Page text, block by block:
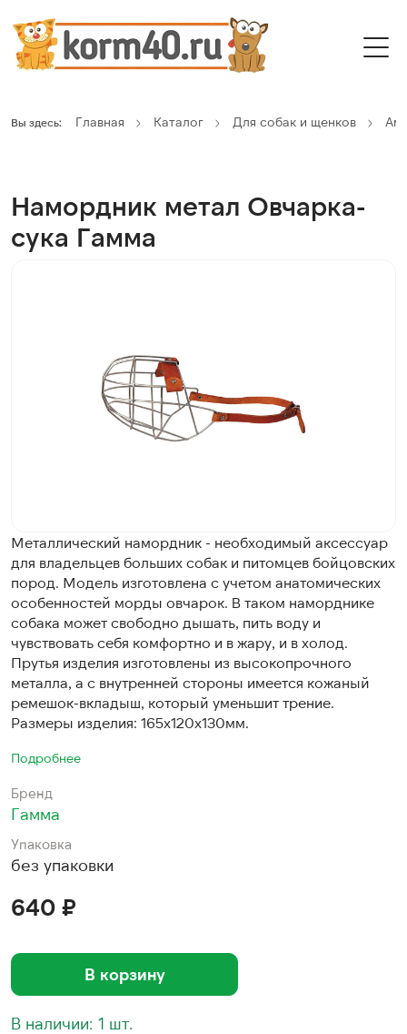
Вы здесь: Главная Каталог Для собак и щенков
Намордник метал Овчарка-
сука Гамма
Металлический намордник - необходимый аксессуар
для владельцев больших собак и питомцев бойцовских
пород. Модель изготовлена с учетом анатомических
особенностей морды овчарок. В таком наморднике
собака может свободно дышать, пить воду и
чувствовать себя комфортно и в жару, и в холод.
Прутья изделия изготовлены из высокопрочного
металла, а с внутренней стороны имеется кожаный
ремешок-вкладыш, который уменьшит трение.
Размеры изделия: 165х120х130мм.
Подробнее
Бренд
Гамма
Упаковка
без упаковки
640 ₽
В корзину
В наличии: 1 шт.